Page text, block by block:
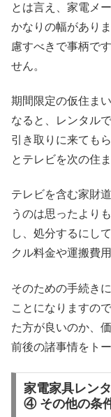
とは言え、家電メ
かなりの幅があり
慮すべきで事柄で
せん。
期間限定の仮住ま
なると、レンタル
引き取りに来ても
とテレビを次の住
テレビを含む家財
うのは思ったより
し、処分するにし
クル料金や運搬費
そのための手続き
ことになりますの
た方が良いのか、
前後の諸事情をト
家電家具レン
④ その他の条